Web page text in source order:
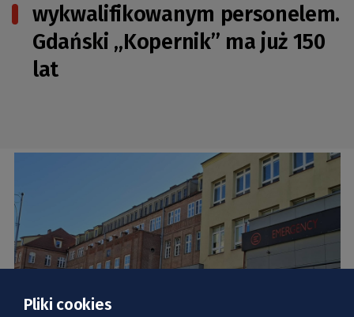
wykwalifikowanym personelem.
Gdański „Kopernik” ma już 150
lat
Pliki cookies